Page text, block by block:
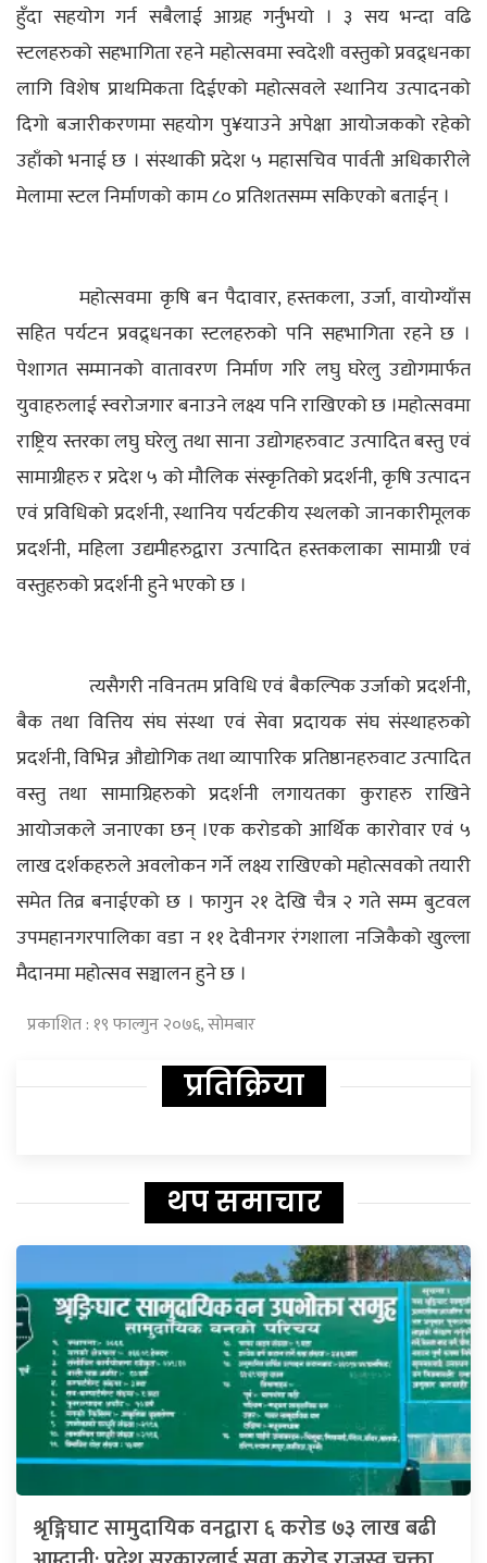
हुँदा सहयोग गर्न सबैलाई आग्रह गर्नुभयो । ३ सय भन्दा वढि
स्टलहरुको सहभागिता रहने महोत्सवमा स्वदेशी वस्तुको प्रवद्र्धनका
लागि विशेष प्राथमिकता दिईएको महोत्सवले स्थानिय उत्पादनको
दिगो बजारीकरणमा सहयोग पु¥याउने अपेक्षा आयोजकको रहेको
उहाँको भनाई छ । संस्थाकी प्रदेश ५ महासचिव पार्वती अधिकारीले
मेलामा स्टल निर्माणको काम ८० प्रतिशतसम्म सकिएको बताईन् ।
महोत्सवमा कृषि बन पैदावार, हस्तकला, उर्जा, वायोग्याँस
सहित पर्यटन प्रवद्र्धनका स्टलहरुको पनि सहभागिता रहने छ ।
पेशागत सम्मानको वातावरण निर्माण गरि लघु घरेलु उद्योगमार्फत
युवाहरुलाई स्वरोजगार बनाउने लक्ष्य पनि राखिएको छ ।महोत्सवमा
राष्ट्रिय स्तरका लघु घरेलु तथा साना उद्योगहरुवाट उत्पादित बस्तु एवं
सामाग्रीहरु र प्रदेश ५ को मौलिक संस्कृतिको प्रदर्शनी, कृषि उत्पादन
एवं प्रविधिको प्रदर्शनी, स्थानिय पर्यटकीय स्थलको जानकारीमूलक
प्रदर्शनी, महिला उद्यमीहरुद्वारा उत्पादित हस्तकलाका सामाग्री एवं
वस्तुहरुको प्रदर्शनी हुने भएको छ ।
त्यसैगरी नविनतम प्रविधि एवं बैकल्पिक उर्जाको प्रदर्शनी,
बैक तथा वित्तिय संघ संस्था एवं सेवा प्रदायक संघ संस्थाहरुको
प्रदर्शनी, विभिन्न औद्योगिक तथा व्यापारिक प्रतिष्ठानहरुवाट उत्पादित
वस्तु तथा सामाग्रिहरुको प्रदर्शनी लगायतका कुराहरु राखिने
आयोजकले जनाएका छन् ।एक करोडको आर्थिक कारोवार एवं ५
लाख दर्शकहरुले अवलोकन गर्ने लक्ष्य राखिएको महोत्सवको तयारी
समेत तिव्र बनाईएको छ । फागुन २१ देखि चैत्र २ गते सम्म बुटवल
उपमहानगरपालिका वडा न ११ देवीनगर रंगशाला नजिकैको खुल्ला
मैदानमा महोत्सव सञ्चालन हुने छ ।
प्रकाशित : १९ फाल्गुन २०७६, सोमबार
प्रतिक्रिया
थप समाचार
श्रृङ्गिघाट सामुदायिक वनद्वारा ६ करोड ७३ लाख बढी